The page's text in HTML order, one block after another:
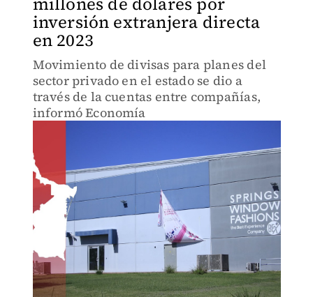
inversión extranjera directa
en 2023
Movimiento de divisas para planes del
sector privado en el estado se dio a
través de la cuentas entre compañías,
informó Economía